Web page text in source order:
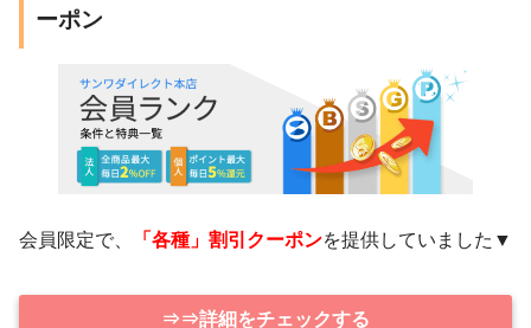
ーポン
会員限定で、 「各種」割引クーポンを提供していました▼
⇒⇒詳細をチェックする